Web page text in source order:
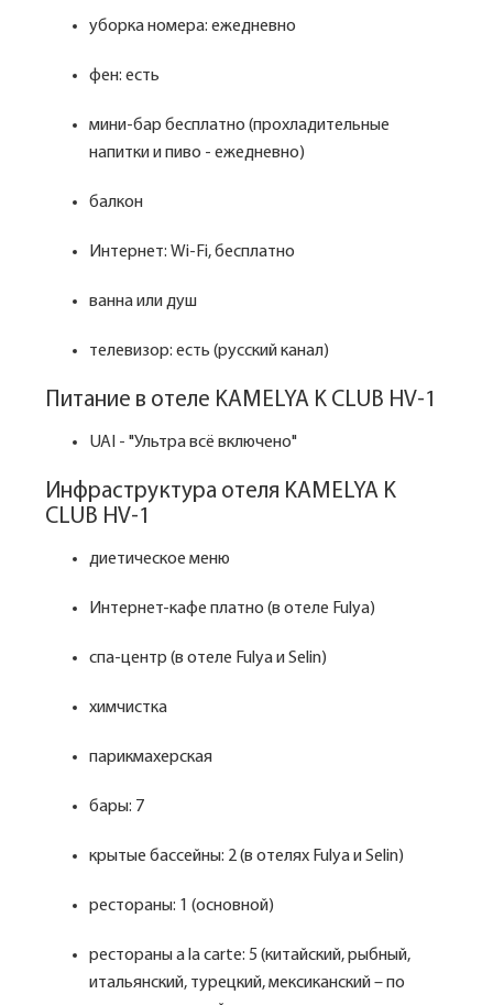
уборка номера: ежедневно
фен: есть
мини-бар бесплатно (прохладительные
напитки и пиво - ежедневно)
балкон
Интернет: Wi-Fi, бесплатно
ванна или душ
телевизор: есть (русский канал)
Питание в отеле KAMELYA K CLUB HV-1
UAI - "Ультра всё включено"
Инфраструктура отеля KAMELYA K
CLUB HV-1
диетическое меню
Интернет-кафе платно (в отеле Fulya)
спа-центр (в отеле Fulya и Selin)
химчистка
парикмахерская
бары: 7
крытые бассейны: 2 (в отелях Fulya и Selin)
рестораны: 1 (основной)
рестораны a la carte: 5 (китайский, рыбный,
итальянский, турецкий, мексиканский – по